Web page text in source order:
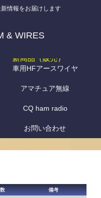
情報をお届けします
& WIRES
車用HFアースワイヤ
アマチュア無線
CQ ham radio
お問い合わせ
備考